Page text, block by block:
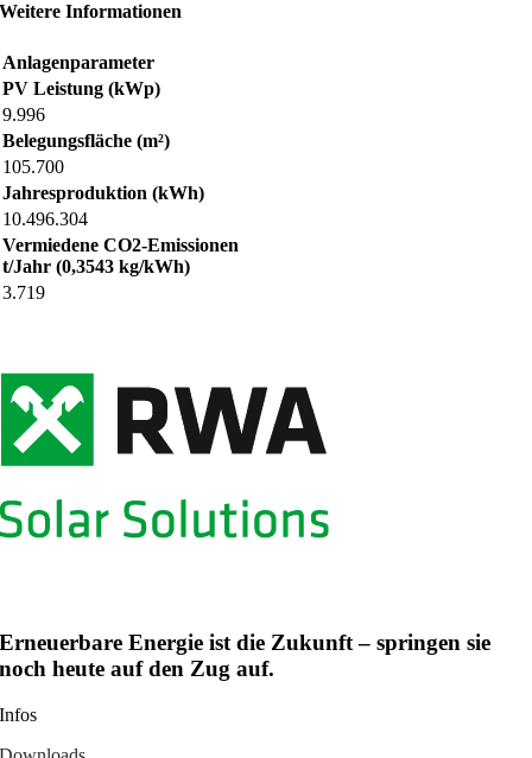
Weitere Informationen
Anlagenparameter
PV Leistung (kWp)
9.996
Belegungsfläche (m²)
105.700
Jahresproduktion (kWh)
10.496.304
Vermiedene CO2-Emissionen
t/Jahr (0,3543 kg/kWh)
3.719
Erneuerbare Energie ist die Zukunft – springen sie
noch heute auf den Zug auf.
Infos